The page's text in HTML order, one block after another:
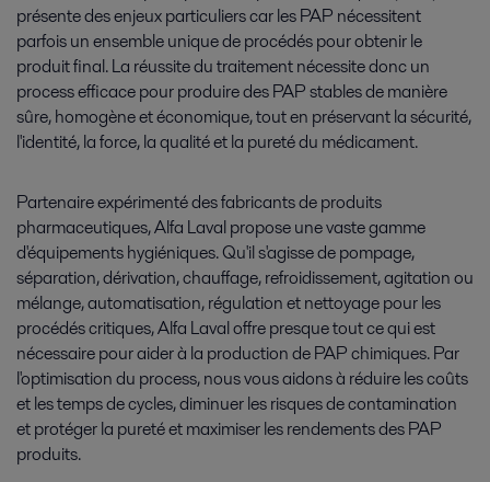
présente des enjeux particuliers car les PAP nécessitent
parfois un ensemble unique de procédés pour obtenir le
produit final. La réussite du traitement nécessite donc un
process efficace pour produire des PAP stables de manière
sûre, homogène et économique, tout en préservant la sécurité,
l'identité, la force, la qualité et la pureté du médicament.
Partenaire expérimenté des fabricants de produits
pharmaceutiques, Alfa Laval propose une vaste gamme
d'équipements hygiéniques. Qu'il s'agisse de pompage,
séparation, dérivation, chauffage, refroidissement, agitation ou
mélange, automatisation, régulation et nettoyage pour les
procédés critiques, Alfa Laval offre presque tout ce qui est
nécessaire pour aider à la production de PAP chimiques. Par
l'optimisation du process, nous vous aidons à réduire les coûts
et les temps de cycles, diminuer les risques de contamination
et protéger la pureté et maximiser les rendements des PAP
produits.